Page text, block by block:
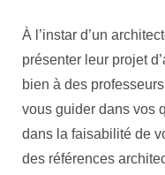
À l’instar d’un
présenter leur projet
bien à des
vous guider dans vos
dans la faisabilité de
des références